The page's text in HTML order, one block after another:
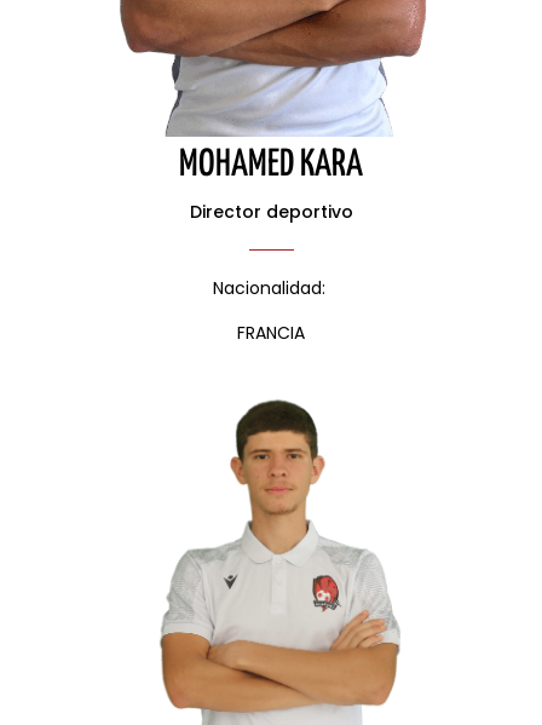
MOHAMED KARA
Director deportivo
Nacionalidad:
FRANCIA